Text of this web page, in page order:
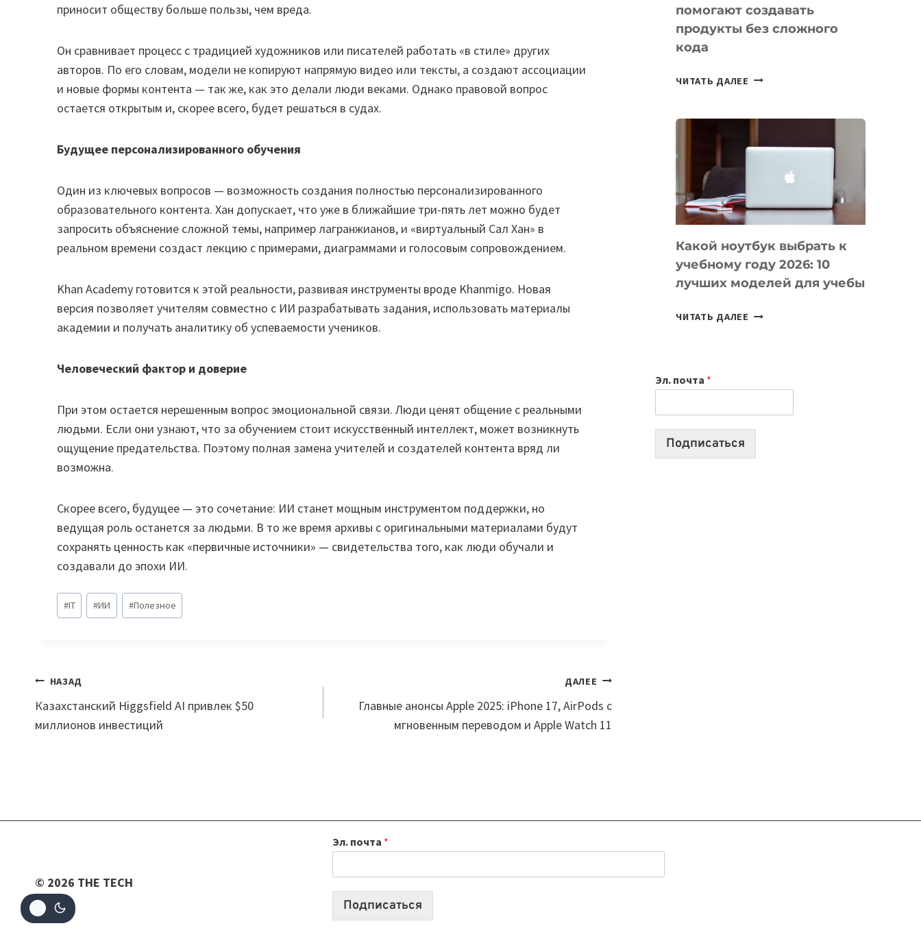
приносит обществу больше пользы, чем вреда.
Он сравнивает процесс с традицией художников или писателей работать «в стиле» других
авторов. По его словам, модели не копируют напрямую видео или тексты, а создают ассоциации
и новые формы контента — так же, как это делали люди веками. Однако правовой вопрос
остается открытым и, скорее всего, будет решаться в судах.
Будущее персонализированного обучения
Один из ключевых вопросов — возможность создания полностью персонализированного
образовательного контента. Хан допускает, что уже в ближайшие три-пять лет можно будет
запросить объяснение сложной темы, например лагранжианов, и «виртуальный Сал Хан» в
реальном времени создаст лекцию с примерами, диаграммами и голосовым сопровождением.
Khan Academy готовится к этой реальности, развивая инструменты вроде Khanmigo. Новая
версия позволяет учителям совместно с ИИ разрабатывать задания, использовать материалы
академии и получать аналитику об успеваемости учеников.
Человеческий фактор и доверие
При этом остается нерешенным вопрос эмоциональной связи. Люди ценят общение с реальными
людьми. Если они узнают, что за обучением стоит искусственный интеллект, может возникнуть
ощущение предательства. Поэтому полная замена учителей и создателей контента вряд ли
возможна.
Скорее всего, будущее — это сочетание: ИИ станет мощным инструментом поддержки, но
ведущая роль останется за людьми. В то же время архивы с оригинальными материалами будут
сохранять ценность как «первичные источники» — свидетельства того, как люди обучали и
создавали до эпохи ИИ.
Метки
записи:
#IT #ИИ #Полезное
Навигация
по
НАЗАД
Казахстанский Higgsfield AI привлек $50
миллионов инвестиций
ДАЛЕЕ
Главные анонсы Apple 2025: iPhone 17, AirPods с
мгновенным переводом и Apple Watch 11
помогают создавать
продукты без сложного
кода
ЧИТАТЬ ДАЛЕЕ
КОТОРЫЕ
СОЗДАВАТЬ
БЕЗ
КОДА
Какой ноутбук выбрать к
учебному году 2026: 10
лучших моделей для учебы
ЧИТАТЬ ДАЛЕЕ КАКОЙ
2026:
10
Эл. почта *
Подписаться
© 2026 THE TECH
Эл. почта *
Подписаться